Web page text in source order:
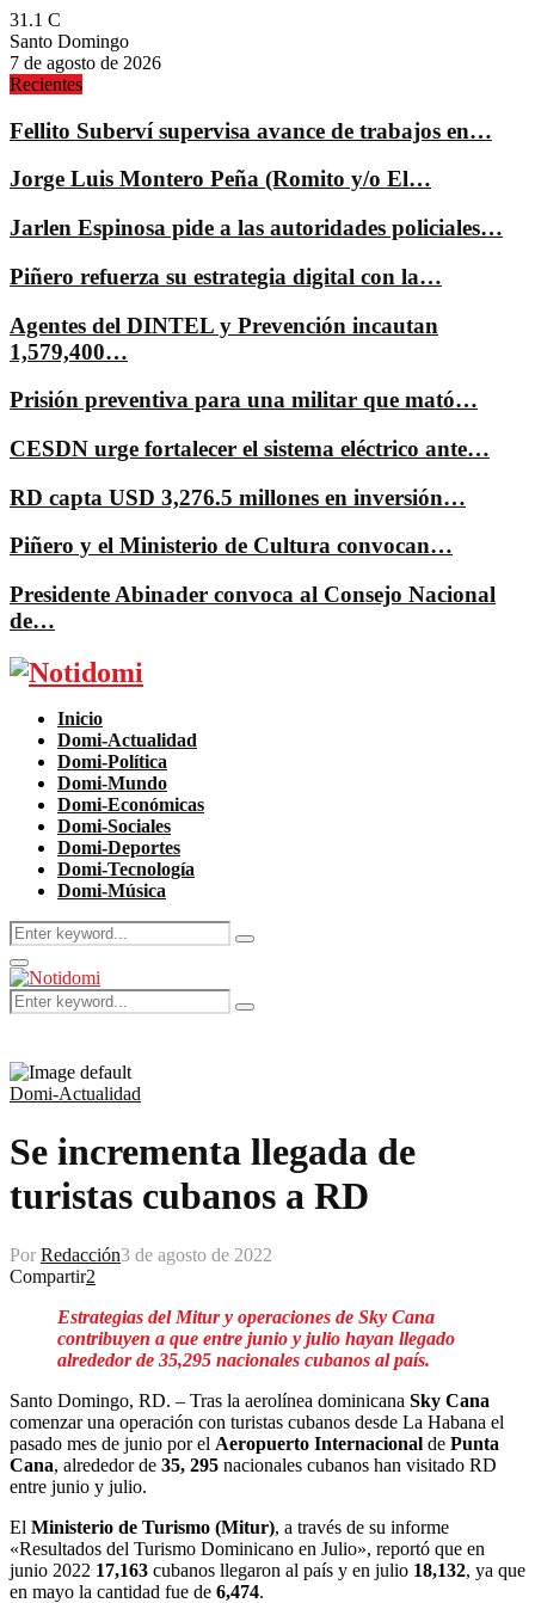
31.1 C
Santo Domingo
7 de agosto de 2026
Recientes
Fellito Suberví supervisa avance de trabajos en…
Jorge Luis Montero Peña (Romito y/o El…
Jarlen Espinosa pide a las autoridades policiales…
Piñero refuerza su estrategia digital con la…
Agentes del DINTEL y Prevención incautan
1,579,400…
Prisión preventiva para una militar que mató…
CESDN urge fortalecer el sistema eléctrico ante…
RD capta USD 3,276.5 millones en inversión…
Piñero y el Ministerio de Cultura convocan…
Presidente Abinader convoca al Consejo Nacional
de…
Facebook
Twitter
Instagram
Pinterest
Youtube
Inicio
Domi-Actualidad
Domi-Política
Domi-Mundo
Domi-Económicas
Domi-Sociales
Domi-Deportes
Domi-Tecnología
Domi-Música
Search
for:
Search
Primary
Menu
Search
for:
Search
Domi-Actualidad
Se incrementa llegada de
turistas cubanos a RD
Por Redacción3 de agosto de 2022
Compartir2
Estrategias del Mitur y operaciones de Sky Cana
contribuyen a que entre junio y julio hayan llegado
alrededor de 35,295 nacionales cubanos al país.
Santo Domingo, RD. – Tras la aerolínea dominicana Sky Cana
comenzar una operación con turistas cubanos desde La Habana el
pasado mes de junio por el Aeropuerto Internacional de Punta
Cana, alrededor de 35, 295 nacionales cubanos han visitado RD
entre junio y julio.
El Ministerio de Turismo (Mitur), a través de su informe
«Resultados del Turismo Dominicano en Julio», reportó que en
junio 2022 17,163 cubanos llegaron al país y en julio 18,132, ya que
en mayo la cantidad fue de 6,474.